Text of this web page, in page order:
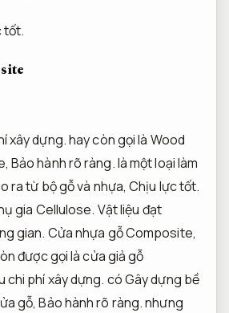
tốt.
xây dựng.hay còn gọi là Wood
Bảo hành rõ ràng.là một loại làm
ra từ bộ gỗ và nhựa,Chịu lực tốt.
gia Cellulose. Vật liệu đạt
gian. Cửa nhựa gỗ Composite,
được gọi là cửa giả gỗ
chi phí xây dựng. có Gây dựng bề
gỗ,Bảo hành rõ ràng.nhưng